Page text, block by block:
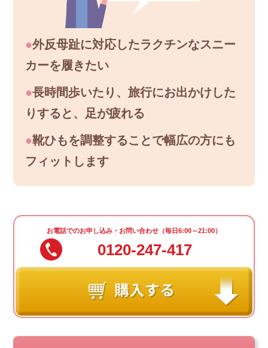
●外反母趾に対応したラクチンなスニー
カーを履きたい
●長時間歩いたり、旅行にお出かけした
りすると、足が疲れる
●靴ひもを調整することで幅広の方にも
フィットします
お電話でのお申し込み・お問い合わせ（毎日6:00～21:00）
0120-247-417